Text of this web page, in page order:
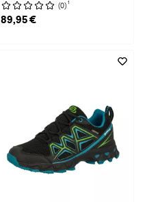
(0) 1
89,95 €